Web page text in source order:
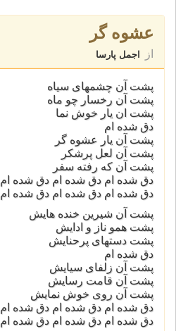
عشوه گر
از اجمل پارسا
پشت آن چشمهای سیاه
پشت آن رخسار چو ماه
پشت ان یار خوش نما
دق شده ام
پشت آن یار عشوه گر
پشت آن لعل پرشکر
پشت آن که رفته سفر
دق شده ام دق شده ام دق شده ام
دق شده ام دق شده ام دق شده ام
پشت آن شیرین خنده هایش
پشت همو ناز و ادایش
پشت دستهای پرحنایش
دق شده ام
پشت آن زلفای سیایش
پشت آن قامت رسایش
پشت آن روی خوش نمایش
دق شده ام دق شده ام دق شده ام
دق شده ام دق شده ام دق شده ام